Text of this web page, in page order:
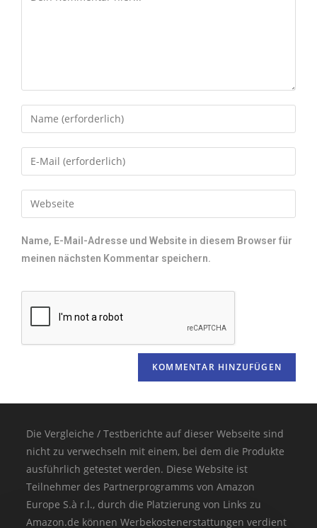
Name, E-Mail-Adresse und Website in diesem Browser für
meinen nächsten Kommentar speichern.
Die Vergleiche / Testberichte auf dieser Webseite sind
nicht zu verwechseln mit einem, bei dem die Produkte
ausführlich getestet werden. Diese Website ist
Teilnehmer des Partnerprogramms von Amazon
Europe S.à r.l., durch die Platzierung von Links zu
Amazon.de können Werbekostenerstattungen verdient